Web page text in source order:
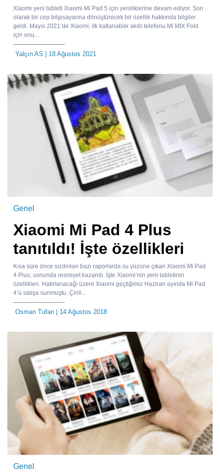
Xiaomi yeni tableti Xiaomi Mi Pad 5 için yeniliklerine devam ediyor. Son
olarak bir cep bilgisayarına dönüştürecek bir özellik hakkında bilgiler
geldi. Mayıs 2021’de Xiaomi, ilk katlanabilir akıllı telefonu Mi MIX Fold
için onu...
Yalçın AS | 18 Ağustos 2021
Genel
Xiaomi Mi Pad 4 Plus
tanıtıldı! İşte özellikleri
Kısa süre önce sızdırılan bazı raporlarda su yüzüne çıkan Xiaomi Mi Pad
4 Plus, sonunda resmiyet kazandı. İşte Xiaomi’nin yeni tabletinin
özellikleri. Hatırlanacağı üzere Xiaomi geçtiğimiz Haziran ayında Mi Pad
4’ü satışa sunmuştu. Çinli...
Osman Tufan | 14 Ağustos 2018
Genel